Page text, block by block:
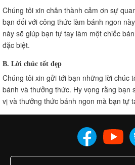
Chúng tôi xin chân thành cảm ơn sự
bạn đối với công thức làm bánh ngon
này sẽ giúp bạn tự tay làm một chiếc
đặc biệt.
B. Lời chúc tốt đẹp
Chúng tôi xin gửi tới bạn những lời chúc
bánh và thưởng thức. Hy vọng rằng bạn
vị và thưởng thức bánh ngon mà bạn tự